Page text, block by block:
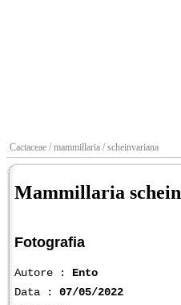
Cactaceae / mammillaria / scheinvariana
Mammillaria
Fotografia
Autore : Ento
Data : 07/05/2022